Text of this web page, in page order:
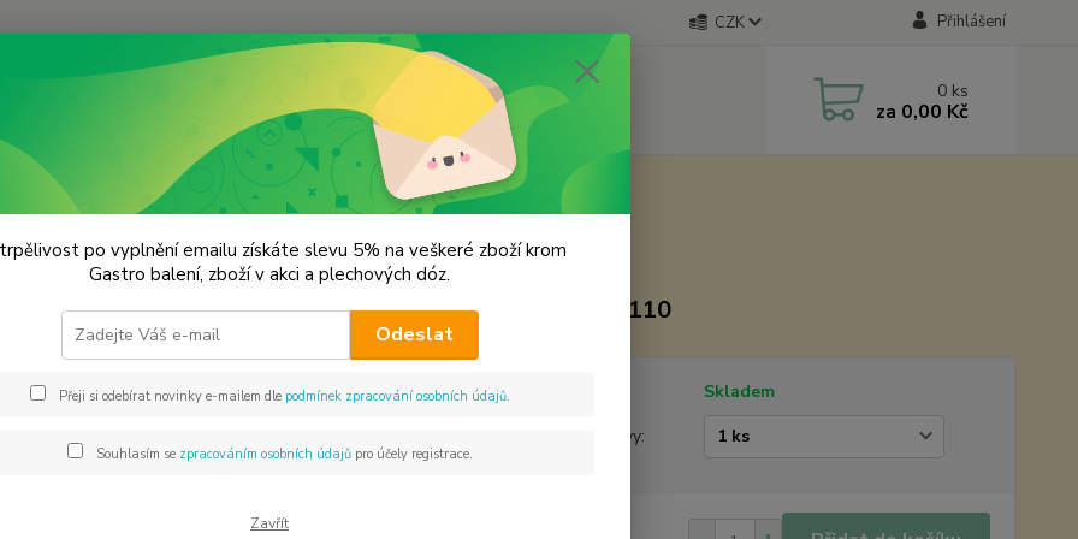
CZK Přihlášení
0 ks
za 0,00 Kč
Plechové dózy - kořenky Kasička na mince 1,003022,34
na mince 1,003022,34
rozměry 65x110
Skladem
Množstevní slevy:
po vyplnění emailu získáte slevu 5% na veškeré zboží krom
Gastro balení, zboží v akci a plechových dóz.
Odeslat
Přeji si odebírat novinky e-mailem dle podmínek zpracování osobních údajů.
Souhlasím se zpracováním osobních údajůpro účely registrace.
Zavřít